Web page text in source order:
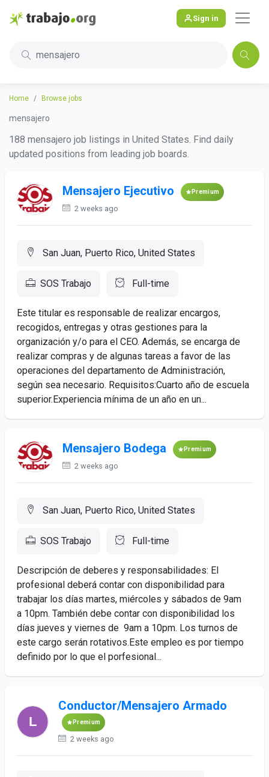
Sign in
mensajero
Home Browse jobs
mensajero
188 mensajero job listings in United States. Find daily
updated positions from leading job boards.
Mensajero Ejecutivo Premium
2 weeks ago
San Juan, Puerto Rico, United States
SOS Trabajo Full-time
Este titular es responsable de realizar encargos,
recogidos, entregas y otras gestiones para la
organización y/o para el CEO. Además, se encarga de
realizar compras y de algunas tareas a favor de las
operaciones del departamento de Administración,
según sea necesario. Requisitos:Cuarto año de escuela
superior.Experiencia mínima de un año en un...
Mensajero Bodega Premium
2 weeks ago
San Juan, Puerto Rico, United States
SOS Trabajo Full-time
Descripción de deberes y responsabilidades: El
profesional deberá contar con disponibilidad para
trabajar los días martes, miércoles y sábados de 9am
a 10pm. También debe contar con disponibilidad los
días jueves y viernes de 9am a 10pm. Los turnos de
este cargo serán rotativos.Este empleo es por tiempo
definido por lo que el porfesional...
Conductor/Mensajero Armado
Premium
2 weeks ago